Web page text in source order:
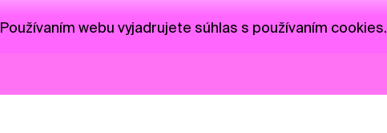
Používaním webu vyjadrujete súhlas s používaním cookies.